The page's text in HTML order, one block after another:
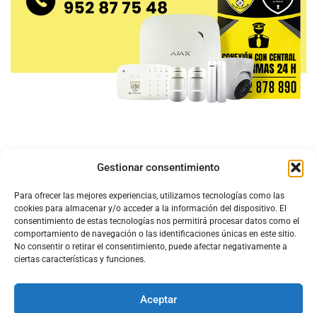
Gestionar consentimiento
Para ofrecer las mejores experiencias, utilizamos tecnologías como las
cookies para almacenar y/o acceder a la información del dispositivo. El
consentimiento de estas tecnologías nos permitirá procesar datos como el
comportamiento de navegación o las identificaciones únicas en este sitio.
No consentir o retirar el consentimiento, puede afectar negativamente a
ciertas características y funciones.
Aceptar